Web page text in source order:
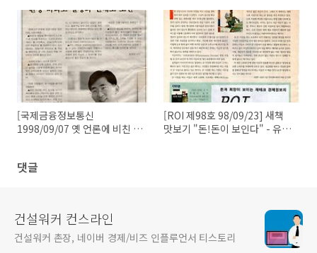
[국제금융정보통신
1998/09/07 옛 언론에 비친 유
인내로 도전"
[ROI 제98호 98/09/23] 새책
맛보기 "돈!돈이 보인다" - 유종
댓글
건설워커 컨스라인
건설워커 촌장, 네이버 경제/비즈 인플루언서 티스토리